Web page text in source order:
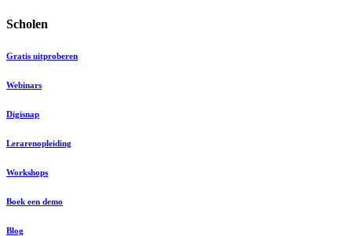
Scholen
Gratis uitproberen
Webinars
Digisnap
Lerarenopleiding
Workshops
Boek een demo
Blog